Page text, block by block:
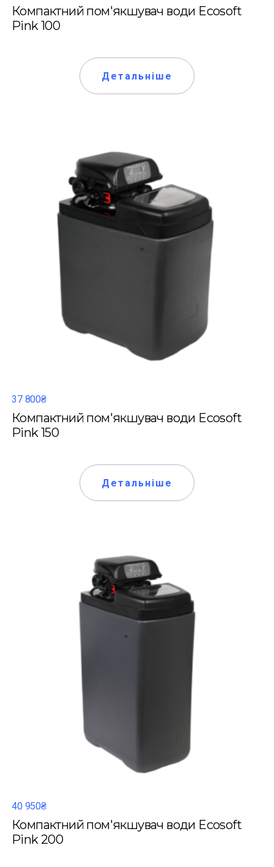
Компактний пом'якшувач води Ecosoft
Pink 100
Детальніше
37 800₴
Компактний пом'якшувач води Ecosoft
Pink 150
Детальніше
40 950₴
Компактний пом'якшувач води Ecosoft
Pink 200